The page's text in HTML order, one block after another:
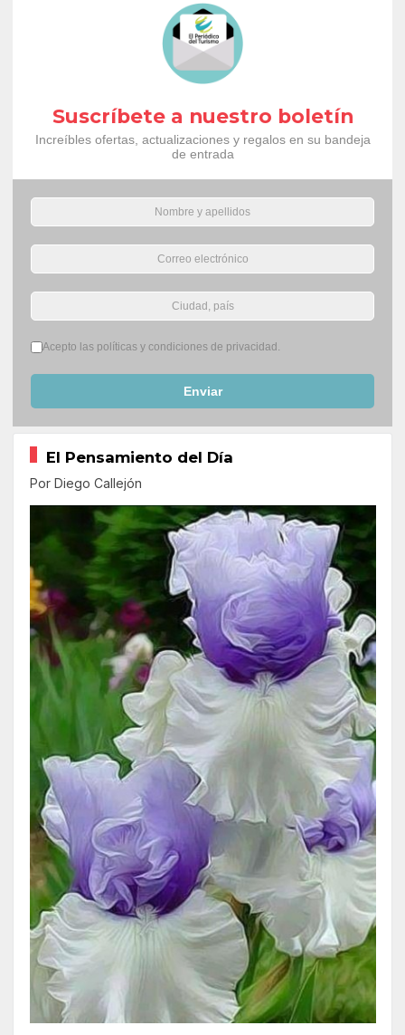
Suscríbete a nuestro boletín
Increíbles ofertas, actualizaciones y regalos en su bandeja
de entrada
Términos del servicio*
Acepto las políticas y condiciones de privacidad.
Enviar
El Pensamiento del Día
Por Diego Callejón